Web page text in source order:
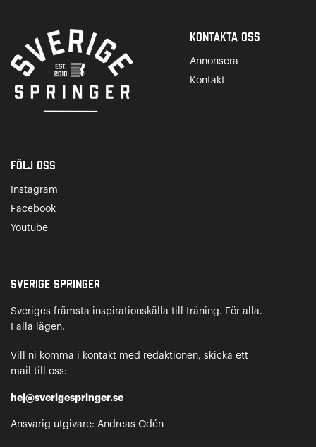
Kontakta Oss
Annonsera
Kontakt
Följ oss
Instagram
Facebook
Youtube
Sverige Springer
Sveriges främsta inspirationskälla till träning. För alla.
I alla lägen.
Vill ni komma i kontakt med redaktionen, skicka ett
mail till oss:
hej@sverigespringer.se
Ansvarig utgivare: Andreas Odén